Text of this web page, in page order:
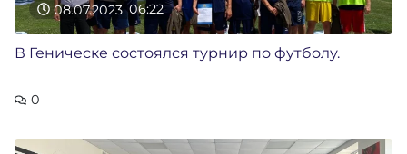
08.07.2023 06:22
В Геническе состоялся турнир по футболу.
0